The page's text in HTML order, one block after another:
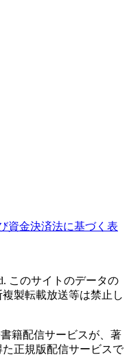
資金決済法に基づく表
このサイトのデータの
製転載放送等は禁止し
籍配信サービスが、著
正規版配信サービスで